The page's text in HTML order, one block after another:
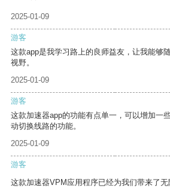
2025-01-09
游客
这款app是我学习路上的良师益友，让我能够
视野。
2025-01-09
游客
这款加速器app的功能有点单一，可以增加一
动切换线路的功能。
2025-01-09
游客
这款加速器VPM应用程序已经为我们带来了无